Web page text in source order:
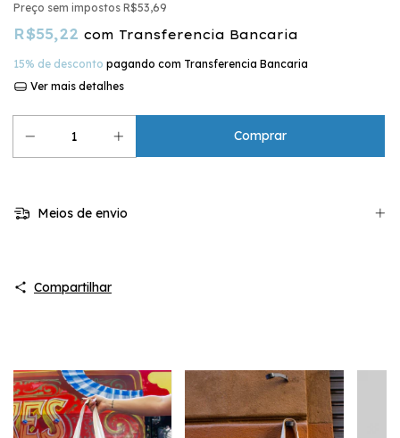
Preço sem impostos R$53,69
R$55,22 com Transferencia Bancaria
15% de desconto pagando com Transferencia Bancaria
Ver mais detalhes
Meios de envio
Compartilhar